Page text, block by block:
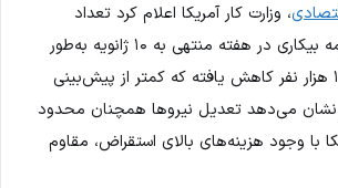
، وزارت کار آمریکا اعلام کرد تعداد
متقاضیان اولیه بیمه بیکاری در هفته منتهی به ۱۰ ژانویه به‌طور
غیرمنتظره‌ای به ۱۹۸ هزار نفر کاهش یافته که کمتر از پیش‌بینی
نشان می‌دهد تعدیل نیروها همچنان محدود
با وجود هزینه‌های بالای استقراض، مقاوم